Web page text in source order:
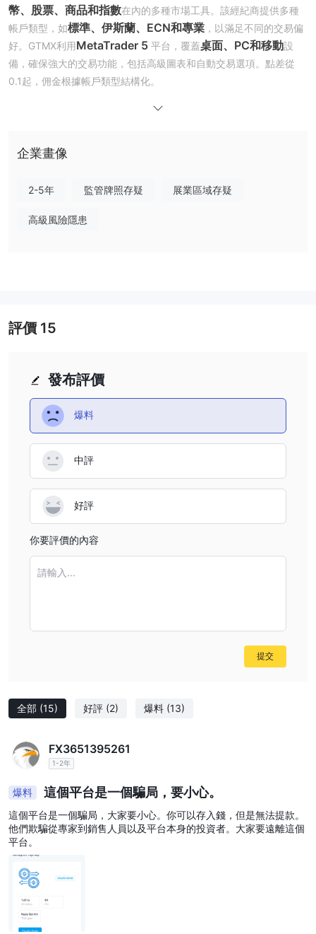
幣、股票、商品和指數在內的多種市場工具。該經紀商提供多種
帳戶類型，如標準、伊斯蘭、ECN和專業 ，以滿足不同的交易偏
好。GTMX利用MetaTrader 5 平台，覆蓋桌面、PC和移動設
備，確保強大的交易功能，包括高級圖表和自動交易選項。點差從
0.1起，佣金根據帳戶類型結構化。
機構監督其活動。
GTMX提供多種金融工具進行交易，包括外匯、加密貨幣、股
票、商品、指數和社交交易
者設計。它提供1.5點的點差和無佣金費用。
伊斯蘭：這種帳戶類型適合遵守伊斯蘭教法的伊斯蘭居民，禁止過夜
ECN（電子通訊網絡）：
的經驗豐富的交易者設計。最低存款為2,000美元，提供0.6點的點
差，每筆交易收取10美元的佣金。
這種帳戶類型專為專業交易者設計，最低存款為5,000美元。
它提供最緊密的0.1點點差和每筆交易6美元的佣金費用。
如何開設帳戶
註冊：提供您的基本信息，可能包括電子郵件地址、電話號碼和創建
驗證：平台可能需要進行了解您的客戶（KYC）驗證，以確保安全的
交易環境。這通常涉及提交政府發行的身份證明文件和可能的地址證
存款
款。客戶必須從與其交易帳戶同名的帳戶存入資金。要進行存款，請
訪問客戶門戶，選擇交易帳戶，並選擇存款方式。按照指示完成所有
提款
GTMX 使用先進技術確保簡單、安全的提款流程，以實現透明和高
效。提款將及時處理，信用卡和Visa借記卡可提供當日選項，以增強
用戶便利性。與存款一樣，提款需要從與交易帳戶同名的帳戶中提取
資金。訪問您的客戶門戶，選擇交易帳戶，然後選擇提款選項。
交易平台
GTMX 提供基於
企業畫像
2-5年 監管牌照存疑 展業區域存疑
高級風險隱患
全部 (15) 好評 (2) 爆料 (13)
FX3651395261
1-2年
爆料 這個平台是一個騙局，要小心。
這個平台是一個騙局，大家要小心。你可以存入錢，但是無法提款。
他們欺騙從專家到銷售人員以及平台本身的投資者。大家要遠離這個
平台。
發布評價
爆料
中評
好評
你要評價的內容
請輸入...
提交
評價 15